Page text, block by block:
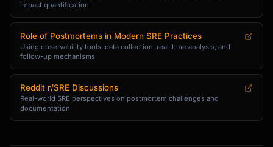
impact quantification
Role of Postmortems in Modern SRE Practices
Using observability tools, data collection, real-time analysis, and
follow-up mechanisms
Reddit r/SRE Discussions
Real-world SRE perspectives on postmortem challenges and
documentation